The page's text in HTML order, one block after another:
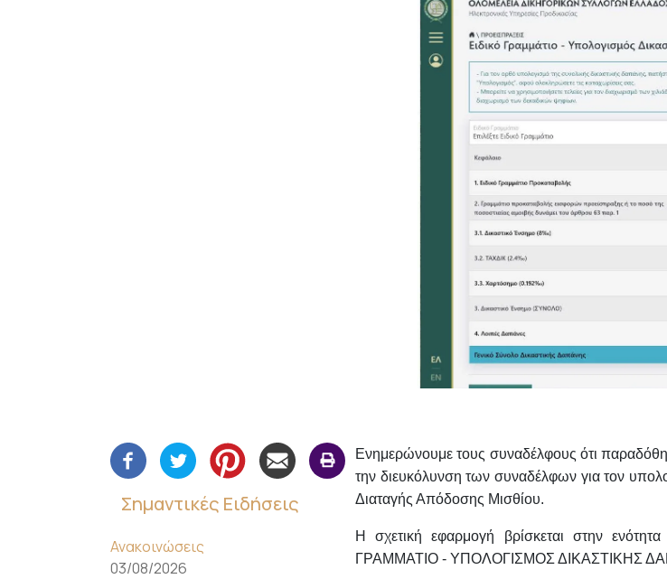
Σημαντικές Ειδήσεις
Ανακοινώσεις
03/08/2026
Ενημερώνουμε τους συναδέλφους ότι
την διευκόλυνση των συναδέλφων για τον
Διαταγής Απόδοσης Μισθίου.
Η σχετική εφαρμογή βρίσκεται στην
ΓΡΑΜΜΑΤΙΟ - ΥΠΟΛΟΓΙΣΜΟΣ ΔΙΚΑΣΤΙΚΗΣ